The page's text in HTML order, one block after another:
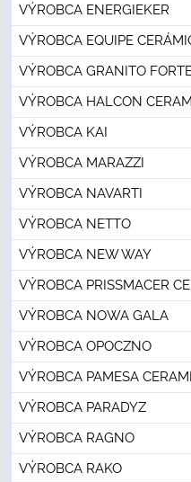
VÝROBCA ENERGIEKER
VÝROBCA EQUIPE
VÝROBCA GRANITO
VÝROBCA HALCON
VÝROBCA KAI
VÝROBCA MARAZZI
VÝROBCA NAVARTI
VÝROBCA NETTO
VÝROBCA NEW WAY
VÝROBCA PRISSMACER
VÝROBCA NOWA GALA
VÝROBCA OPOCZNO
VÝROBCA PAMESA
VÝROBCA PARADYZ
VÝROBCA RAGNO
VÝROBCA RAKO